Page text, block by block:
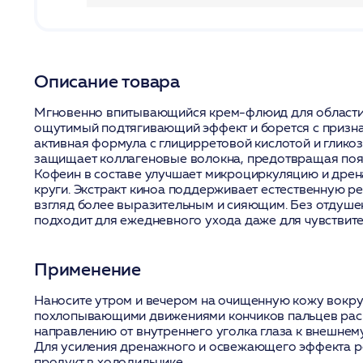
Описание товара
Мгновенно впитывающийся крем-флюид для области
ощутимый подтягивающий эффект и борется с
активная формула с глицирретовой кислотой и
защищает коллагеновые волокна, предотвращая
Кофеин в составе улучшает микроциркуляцию и
круги. Экстракт киноа поддерживает естественную
взгляд более выразительным и сияющим. Без
подходит для ежедневного ухода даже для
Применение
Наносите утром и вечером на очищенную кожу
похлопывающими движениями кончиков пальцев
направлению от внутреннего уголка глаза к
Для усиления дренажного и освежающего эффекта